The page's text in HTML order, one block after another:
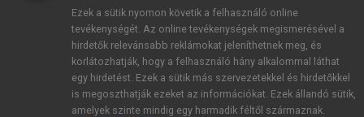
JELSZÓ ÚJRA
Kérek értesítést a MeRSZ újdonságairól, akcióiról.
Ezek a sütik nyomon követik a felhasználó online
tevékenységét. Az online tevékenységek megismerésével a
hirdetők relevánsabb reklámokat jeleníthetnek meg, és
korlátozhatják, hogy a felhasználó hány alkalommal láthat
egy hirdetést. Ezek a sütik más szervezetekkel és hirdetőkkel
is megoszthatják ezeket az információkat. Ezek állandó sütik,
amelyek szinte mindig egy harmadik féltől származnak.